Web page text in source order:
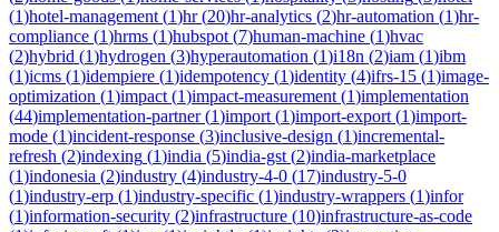
(1)hotel-management (1)hr(20)hr-analytics (2)hr-automation (1)hr-
compliance (1)hrms (1)hubspot (7)human-machine (1)hvac
(2)hybrid (1)hydrogen (3)hyperautomation (1)i18n (2)iam (1)ibm
(1)icms (1)idempiere (1)idempotency (1)identity (4)ifrs-15 (1)image-
optimization (1)impact (1)impact-measurement (1)implementation
(44)implementation-partner(1)import (1)import-export (1)import-
mode (1)incident-response (3)inclusive-design (1)incremental-
refresh (2)indexing (1)india (5)india-gst (2)india-marketplace
(1)indonesia (2)industry (4)industry-4-0 (17)industry-5-0
(1)industry-erp (1)industry-specific (1)industry-wrappers (1)infor
(1)information-security (2)infrastructure (10)infrastructure-as-code